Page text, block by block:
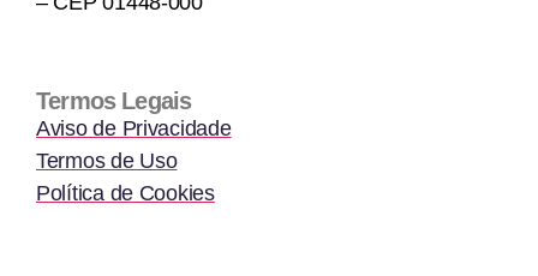
Termos Legais
Aviso de Privacidade
Termos de Uso
Política de Cookies